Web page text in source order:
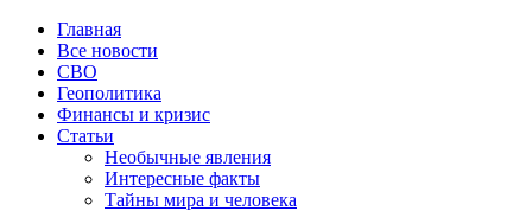
Главная
Все новости
СВО
Геополитика
Финансы и кризис
Статьи
Необычные явления
Интересные факты
Тайны мира и человека